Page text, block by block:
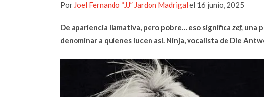
Por Joel Fernando “JJ” Jardon Madrigal el 16 junio, 2025
De apariencia llamativa, pero pobre… eso significa zef, una
denominar a quienes lucen así. Ninja, vocalista de Die